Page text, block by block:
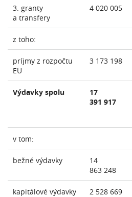
3. granty
a transfery
4 020 005
z toho:
príjmy z rozpočtu
EU
3 173 198
Výdavky spolu
17
391 917
v tom:
bežné výdavky
14
863 248
kapitálové výdavky 2 528 669